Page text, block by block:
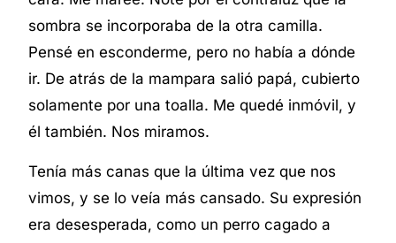
sombra se incorporaba de la otra camilla.
Pensé en esconderme, pero no había a dónde
ir. De atrás de la mampara salió papá, cubierto
solamente por una toalla. Me quedé inmóvil, y
él también. Nos miramos.
Tenía más canas que la última vez que nos
vimos, y se lo veía más cansado. Su expresión
era desesperada, como un perro cagado a